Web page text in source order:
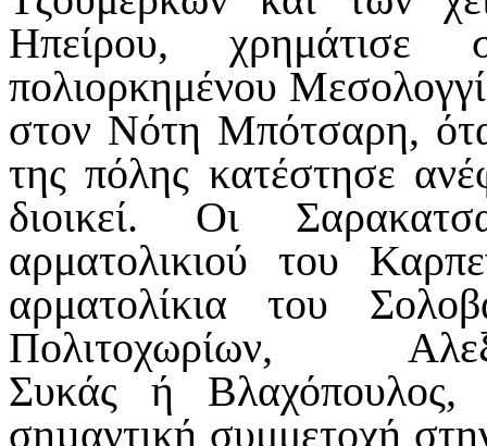
Ηπείρου, χρημάτισε
πολιορκημένου
στον Νότη Μπότσαρη,
της πόλης κατέστησε
διοικεί. Οι
αρματολικιού του
αρματολίκια του
Πολιτοχωρίων,
Συκάς ή Βλαχόπουλος,
σηµαντική συμμετοχή